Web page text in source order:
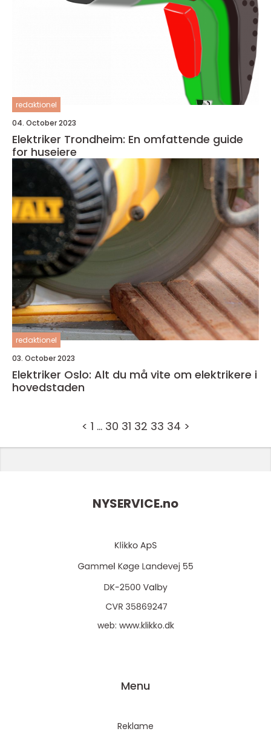
redaktionel
04. October 2023
Elektriker Trondheim: En omfattende guide
for huseiere
redaktionel
03. October 2023
Elektriker Oslo: Alt du må vite om elektrikere i
hovedstaden
< 1 … 30 31 32 33 34 >
NYSERVICE.no
web: www.klikko.dk
Menu
Reklame